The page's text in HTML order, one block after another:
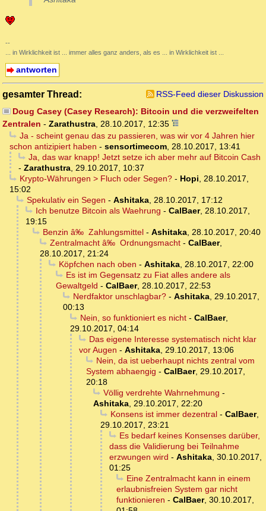
--
... in Wirklichkeit ist ... immer alles ganz anders, als es ... in Wirklichkeit ist ...
antworten
gesamter Thread:
RSS-Feed dieser Diskussion
Doug Casey (Casey Research): Bitcoin und die verzweifelten
Zentralen - Zarathustra, 28.10.2017, 12:35
Ja - scheint genau das zu passieren, was wir vor 4 Jahren hier
schon antizipiert haben - sensortimecom, 28.10.2017, 13:41
Ja, das war knapp! Jetzt setze ich aber mehr auf Bitcoin Cash
- Zarathustra, 29.10.2017, 10:37
Krypto-Währungen > Fluch oder Segen?- Hopi, 28.10.2017,
15:02
Spekulativ ein Segen - Ashitaka, 28.10.2017, 17:12
Ich benutze Bitcoin als Waehrung - CalBaer, 28.10.2017,
19:15
Benzin â‰ Zahlungsmittel- Ashitaka, 28.10.2017, 20:40
Zentralmacht â‰ Ordnungsmacht- CalBaer,
28.10.2017, 21:24
Köpfchen nach oben - Ashitaka, 28.10.2017, 22:00
Es ist im Gegensatz zu Fiat alles andere als
Gewaltgeld - CalBaer, 28.10.2017, 22:53
Nerdfaktor unschlagbar?- Ashitaka, 29.10.2017,
00:13
Nein, so funktioniert es nicht- CalBaer,
29.10.2017, 04:14
Das eigene Interesse systematisch nicht klar
vor Augen - Ashitaka, 29.10.2017, 13:06
Nein, da ist ueberhaupt nichts zentral vom
System abhaengig - CalBaer, 29.10.2017,
20:18
Völlig verdrehte Wahrnehmung -
Ashitaka, 29.10.2017, 22:20
Konsens ist immer dezentral- CalBaer,
29.10.2017, 23:21
Es bedarf keines Konsenses darüber,
dass die Validierung bei Teilnahme
erzwungen wird - Ashitaka, 30.10.2017,
01:25
Eine Zentralmacht kann in einem
erlaubnisfreien System gar nicht
funktionieren - CalBaer, 30.10.2017,